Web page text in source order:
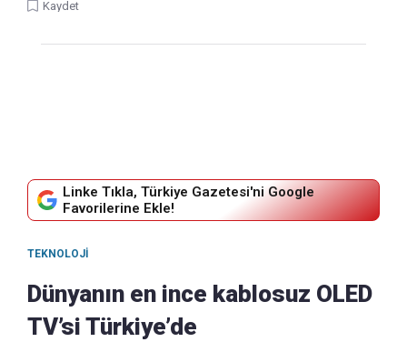
Kaydet
Linke Tıkla, Türkiye Gazetesi'ni Google
Favorilerine Ekle!
TEKNOLOJI
Dünyanın en ince kablosuz OLED
TV’si Türkiye’de